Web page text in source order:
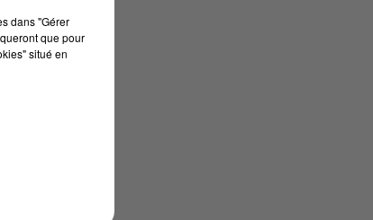
dans "Gérer
que pour
situé en